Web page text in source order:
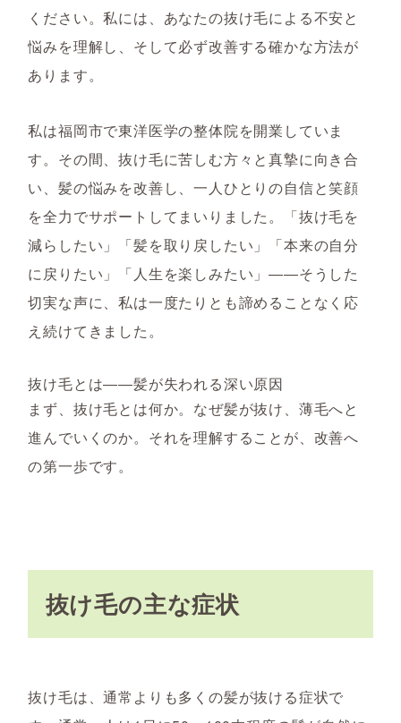
ください。私には、あなたの抜け毛による不安と
悩みを理解し、そして必ず改善する確かな方法が
あります。
私は福岡市で東洋医学の整体院を開業していま
す。その間、抜け毛に苦しむ方々と真摯に向き合
い、髪の悩みを改善し、一人ひとりの自信と笑顔
を全力でサポートしてまいりました。「抜け毛を
減らしたい」「髪を取り戻したい」「本来の自分
に戻りたい」「人生を楽しみたい」――そうした
切実な声に、私は一度たりとも諦めることなく応
え続けてきました。
抜け毛とは――髪が失われる深い原因
まず、抜け毛とは何か。なぜ髪が抜け、薄毛へと
進んでいくのか。それを理解することが、改善へ
の第一歩です。
抜け毛の主な症状
抜け毛は、通常よりも多くの髪が抜ける症状で